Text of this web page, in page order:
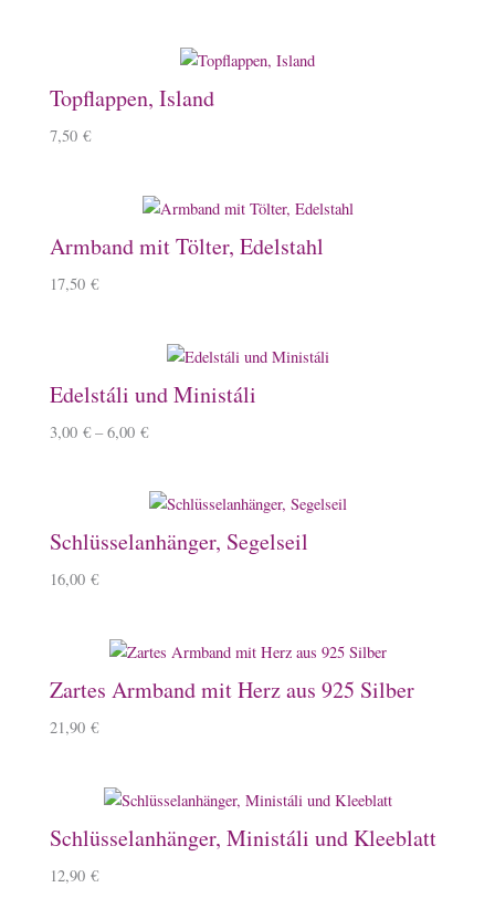
Topflappen, Island
7,50 €
Armband mit Tölter, Edelstahl
17,50 €
Edelstáli und Ministáli
3,00 € –6,00 €
Schlüsselanhänger, Segelseil
16,00 €
Zartes Armband mit Herz aus 925 Silber
21,90 €
Schlüsselanhänger, Ministáli und Kleeblatt
12,90 €